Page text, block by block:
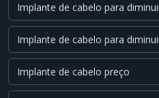
Implante de cabelo para
Implante de cabelo para
Implante de cabelo preço